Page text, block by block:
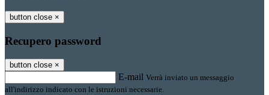
button close ×
Recupero password
button close ×
E-mail Verrà inviato un messaggio
all'indirizzo indicato con le istruzioni necessarie.